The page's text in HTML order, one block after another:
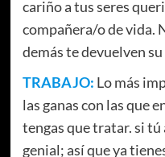
cariño a tus seres
compañera/o de vida.
demás te devuelven
TRABAJO: Lo más
las ganas con las que
tengas que tratar. si
genial; así que ya